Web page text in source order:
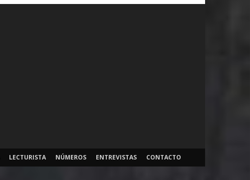
LECTURISTA NÚMEROS ENTREVISTAS CONTACTO